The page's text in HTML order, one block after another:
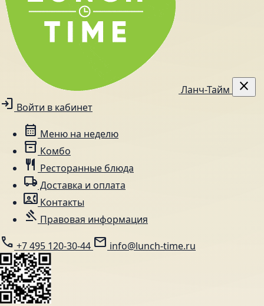
Ланч-Тайм
close
login Войти в кабинет
calendar_month Меню на неделю
inventory_2 Комбо
restaurant Ресторанные блюда
local_shipping Доставка и оплата
contact_phone Контакты
gavel Правовая информация
call +7 495 120-30-44 mail info@lunch-time.ru